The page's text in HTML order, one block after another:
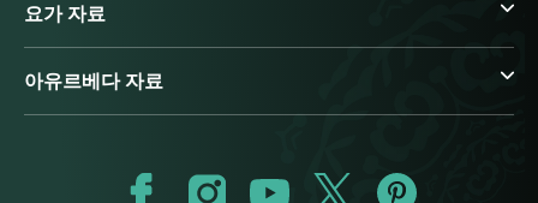
요가 자료
아유르베다 자료